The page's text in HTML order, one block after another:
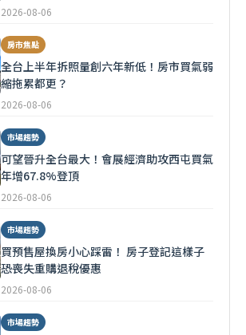
2026-08-06
房市焦點
全台上半年拆照量創六年新低！房市買氣弱
縮拖累都更？
2026-08-06
市場趨勢
可望晉升全台最大！會展經濟助攻西屯買氣
年增67.8%登頂
2026-08-06
市場趨勢
買預售屋換房小心踩雷！ 房子登記這樣子
恐喪失重購退稅優惠
2026-08-06
市場趨勢